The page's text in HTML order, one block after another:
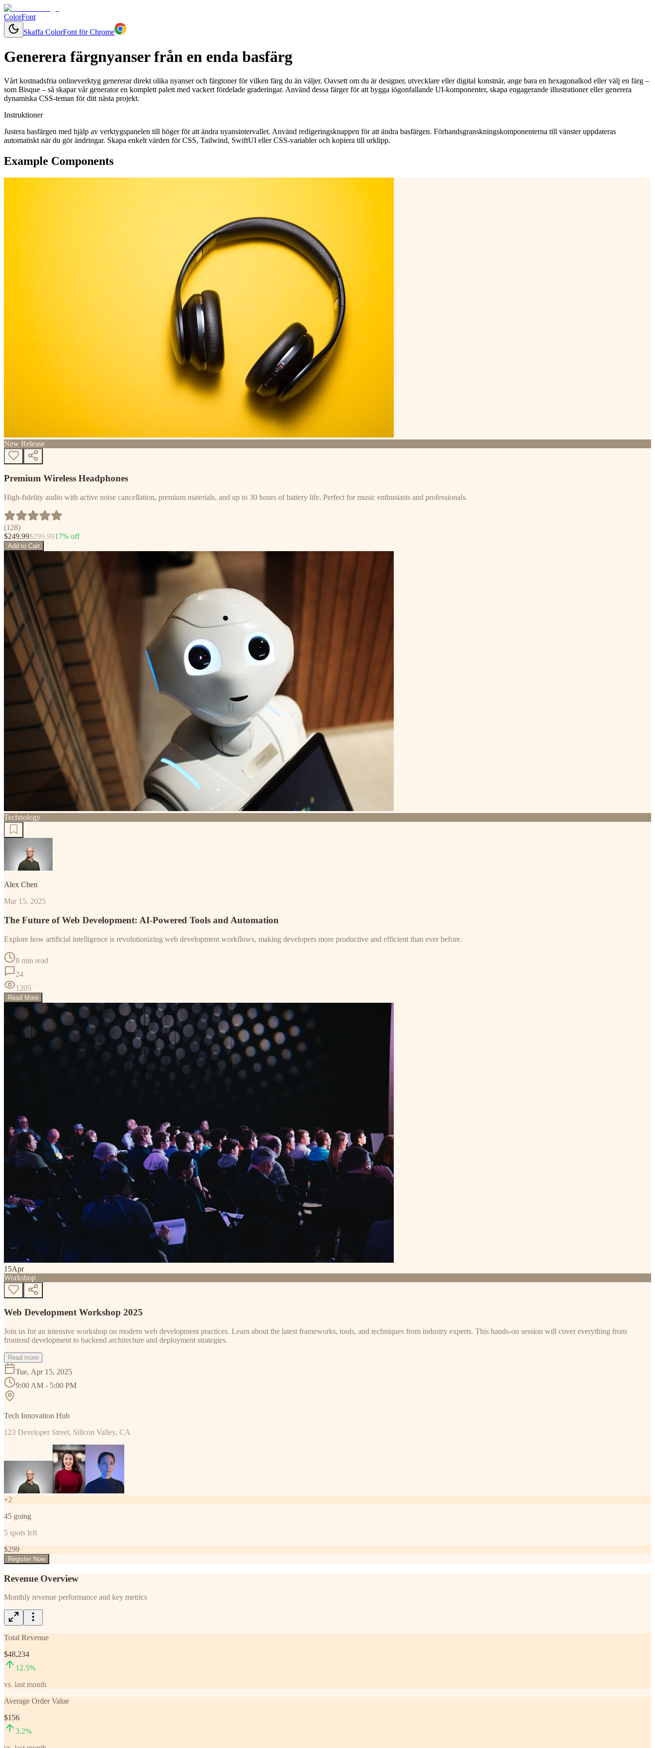
ColorFont
Skaffa ColorFont för Chrome
Generera färgnyanser från en enda basfärg
Vårt kostnadsfria onlineverktyg genererar direkt olika nyanser och färgtoner för vilken färg du än väljer. Oavsett om du är designer, utvecklare eller digital konstnär, ange bara en hexagonalkod eller välj en färg –
som Bisque – så skapar vår generator en komplett palett med vackert fördelade graderingar. Använd dessa färger för att bygga iögonfallande UI-komponenter, skapa engagerande illustrationer eller generera
dynamiska CSS-teman för ditt nästa projekt.
Instruktioner
Justera basfärgen med hjälp av verktygspanelen till höger för att ändra nyansintervallet. Använd redigeringsknappen för att ändra basfärgen. Förhandsgranskningskomponenterna till vänster uppdateras
automatiskt när du gör ändringar. Skapa enkelt värden för CSS, Tailwind, SwiftUI eller CSS-variabler och kopiera till urklipp.
Example Components
New Release
Premium Wireless Headphones
High-fidelity audio with active noise cancellation, premium materials, and up to 30 hours of battery life. Perfect for music enthusiasts and professionals.
(128)
$249.99$299.9917% off
Add to Cart
Technology
Alex Chen
Mar 15, 2025
The Future of Web Development: AI-Powered Tools and Automation
Explore how artificial intelligence is revolutionizing web development workflows, making developers more productive and efficient than ever before.
8 min read
24
1205
Read More
15Apr
Workshop
Web Development Workshop 2025
Join us for an intensive workshop on modern web development practices. Learn about the latest frameworks, tools, and techniques from industry experts. This hands-on session will cover everything from
frontend development to backend architecture and deployment strategies.
Read more
Tue, Apr 15, 2025
9:00 AM - 5:00 PM
Tech Innovation Hub
123 Developer Street, Silicon Valley, CA
+2
45 going
5 spots left
$299
Register Now
Revenue Overview
Monthly revenue performance and key metrics
Total Revenue
$48,234
12.5%
vs. last month
Average Order Value
$156
3.2%